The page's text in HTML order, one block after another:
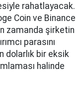
rahatlayacak.
Coin ve Binance
zamanda şirketin
parasını
dolarlık bir eksik
halinde